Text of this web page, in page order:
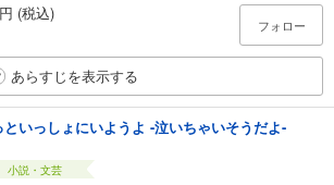
(税込)
フォロー
あらすじを表示する
といっしょにいようよ -泣いちゃいそうだよ-
小説・文芸